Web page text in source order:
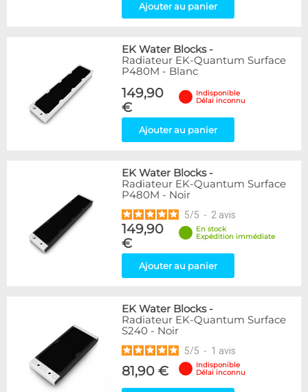
Ajouter au panier
EK Water Blocks-
Radiateur EK-Quantum Surface
P480M - Blanc
149,90
€
Indisponible
Délai inconnu
Ajouter au panier
EK Water Blocks-
Radiateur EK-Quantum Surface
P480M - Noir
5/5 - 2 avis
149,90
€
En stock
Expédition immédiate
Ajouter au panier
EK Water Blocks-
Radiateur EK-Quantum Surface
S240 - Noir
5/5 - 1 avis
81,90 €
Indisponible
Délai inconnu